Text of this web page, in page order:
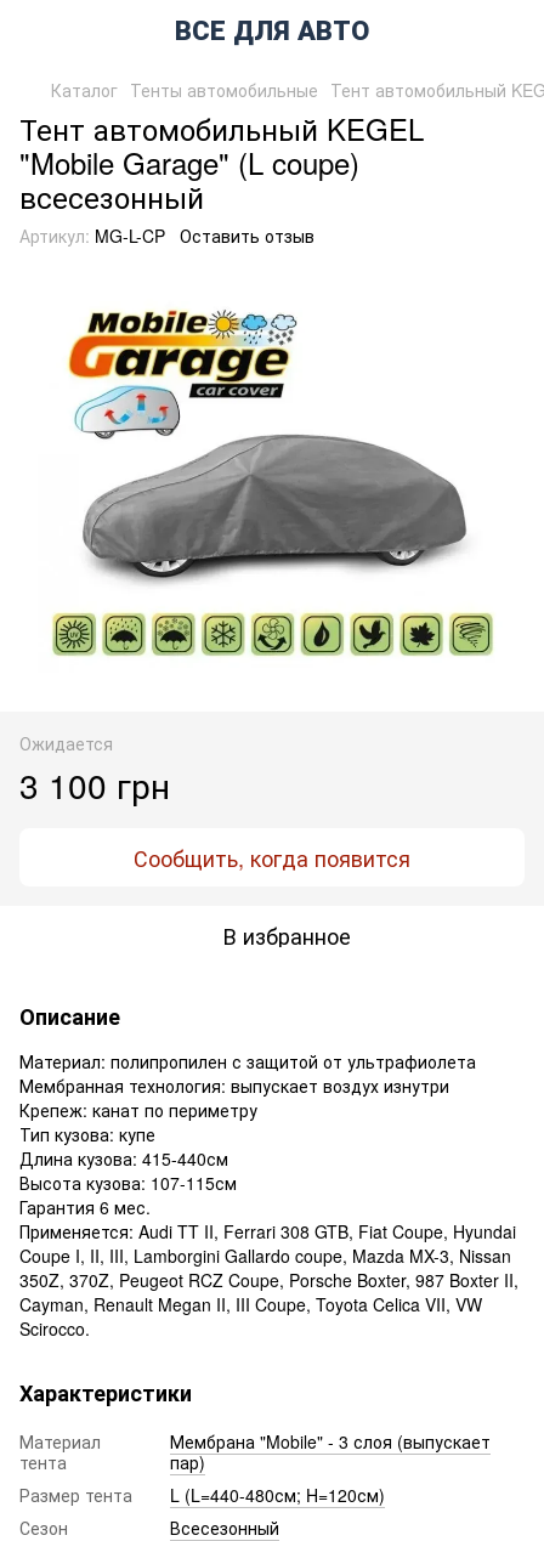
ВСЕ ДЛЯ АВТО
Каталог Тенты автомобильные Тент автомобильный
Тент автомобильный KEGEL
"Mobile Garage" (L coupe)
всесезонный
Артикул: MG-L-CP Оставить отзыв
Ожидается
3 100 грн
Сообщить, когда появится
В избранное
Описание
Материал: полипропилен с защитой от ультрафиолета
Мембранная технология: выпускает воздух изнутри
Крепеж: канат по периметру
Тип кузова: купе
Длина кузова: 415-440см
Высота кузова: 107-115см
Гарантия 6 мес.
Применяется: Audi TT II, Ferrari 308 GTB, Fiat Coupe, Hyundai
Coupe I, II, III, Lamborgini Gallardo coupe, Mazda MX-3, Nissan
350Z, 370Z, Peugeot RCZ Coupe, Porsche Boxter, 987 Boxter II,
Cayman, Renault Megan II, III Coupe, Toyota Celica VII, VW
Scirocco.
Характеристики
Материал
тента
Мембрана "Mobile" - 3 слоя (выпускает
пар)
Размер тента
L (L=440-480см; H=120см)
Сезон
Всесезонный